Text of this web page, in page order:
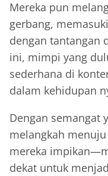
Mereka pun
gerbang,
dengan tantangan
ini, mimpi yang
sederhana di
dalam kehidupan
Dengan semangat
melangkah
mereka
dekat untuk